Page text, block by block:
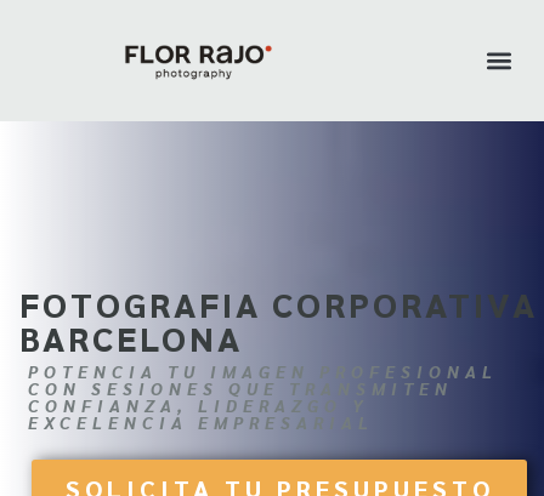
FOTOGRAFIA CORPORATIVA
BARCELONA
POTENCIA TU IMAGEN PROFESIONAL
CON SESIONES QUE TRANSMITEN
CONFIANZA, LIDERAZGO Y
EXCELENCIA EMPRESARIAL
SOLICITA TU PRESUPUESTO